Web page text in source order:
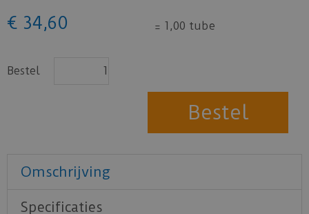
€ 34,60 = 1,00 tube
Bestel
Omschrijving
Specificaties